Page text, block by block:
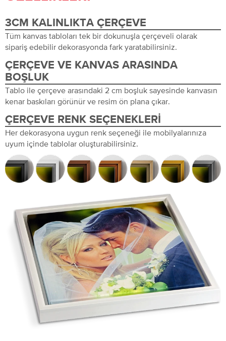
3CM KALINLIKTA ÇERÇEVE
Tüm kanvas tabloları tek bir dokunuşla çerçeveli olarak
sipariş edebilir dekorasyonda fark yaratabilirsiniz.
ÇERÇEVE VE KANVAS ARASINDA
BOŞLUK
Tablo ile çerçeve arasındaki 2 cm boşluk sayesinde kanvasın
kenar baskıları görünür ve resim ön plana çıkar.
ÇERÇEVE RENK SEÇENEKLERI
Her dekorasyona uygun renk seçeneği ile mobilyalarınıza
uyum içinde tablolar oluşturabilirsiniz.